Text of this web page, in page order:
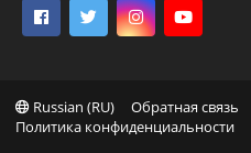
Russian (RU) Обратная связь
Политика конфиденциальности